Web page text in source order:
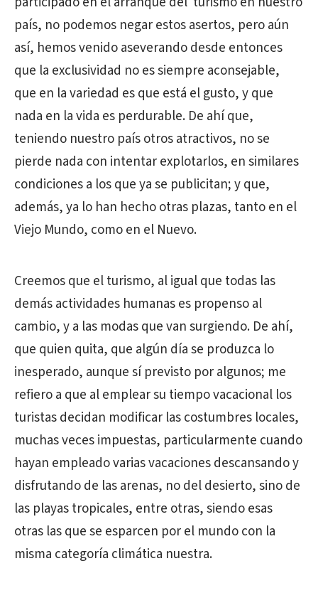
país, no podemos negar estos asertos, pero aún
así, hemos venido aseverando desde entonces
que la exclusividad no es siempre aconsejable,
que en la variedad es que está el gusto, y que
nada en la vida es perdurable. De ahí que,
teniendo nuestro país otros atractivos, no se
pierde nada con intentar explotarlos, en similares
condiciones a los que ya se publicitan; y que,
además, ya lo han hecho otras plazas, tanto en el
Viejo Mundo, como en el Nuevo.
Creemos que el turismo, al igual que todas las
demás actividades humanas es propenso al
cambio, y a las modas que van surgiendo. De ahí,
que quien quita, que algún día se produzca lo
inesperado, aunque sí previsto por algunos; me
refiero a que al emplear su tiempo vacacional los
turistas decidan modificar las costumbres locales,
muchas veces impuestas, particularmente cuando
hayan empleado varias vacaciones descansando y
disfrutando de las arenas, no del desierto, sino de
las playas tropicales, entre otras, siendo esas
otras las que se esparcen por el mundo con la
misma categoría climática nuestra.